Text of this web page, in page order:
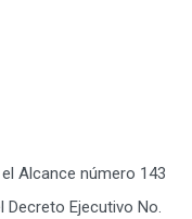
Alcance número 143
Decreto Ejecutivo No.